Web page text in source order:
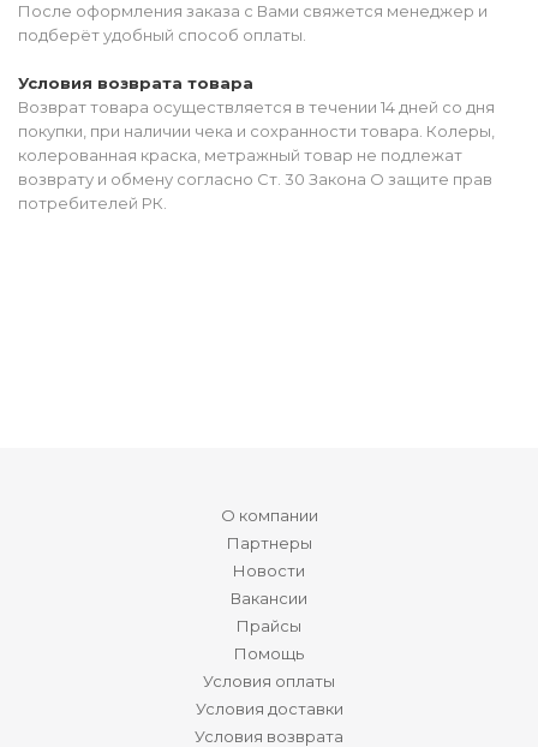
После оформления заказа с Вами свяжется менеджер и
подберёт удобный способ оплаты.
Условия возврата товара
Возврат товара осуществляется в течении 14 дней со дня
покупки, при наличии чека и сохранности товара. Колеры,
колерованная краска, метражный товар не подлежат
возврату и обмену согласно Ст. 30 Закона О защите прав
потребителей РК.
О компании
Партнеры
Новости
Вакансии
Прайсы
Помощь
Условия оплаты
Условия доставки
Условия возврата